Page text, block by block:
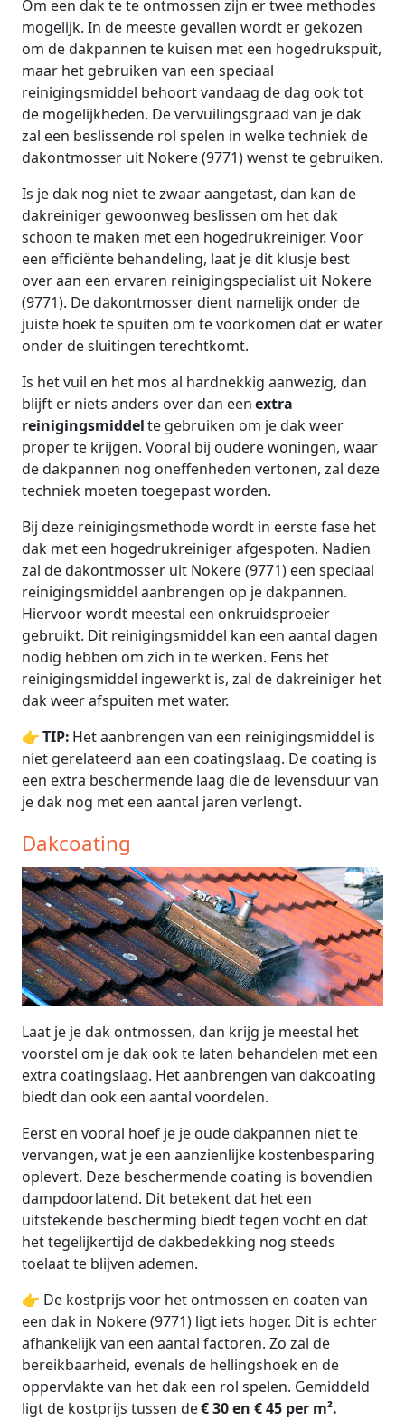
Om een dak te te ontmossen zijn er twee methodes
mogelijk. In de meeste gevallen wordt er gekozen
om de dakpannen te kuisen met een hogedrukspuit,
maar het gebruiken van een speciaal
reinigingsmiddel behoort vandaag de dag ook tot
de mogelijkheden. De vervuilingsgraad van je dak
zal een beslissende rol spelen in welke techniek de
dakontmosser uit Nokere (9771) wenst te gebruiken.
Is je dak nog niet te zwaar aangetast, dan kan de
dakreiniger gewoonweg beslissen om het dak
schoon te maken met een hogedrukreiniger. Voor
een efficiënte behandeling, laat je dit klusje best
over aan een ervaren reinigingspecialist uit Nokere
(9771). De dakontmosser dient namelijk onder de
juiste hoek te spuiten om te voorkomen dat er water
onder de sluitingen terechtkomt.
Is het vuil en het mos al hardnekkig aanwezig, dan
blijft er niets anders over dan eenextra
reinigingsmiddelte gebruiken om je dak weer
proper te krijgen. Vooral bij oudere woningen, waar
de dakpannen nog oneffenheden vertonen, zal deze
techniek moeten toegepast worden.
Bij deze reinigingsmethode wordt in eerste fase het
dak met een hogedrukreiniger afgespoten. Nadien
zal de dakontmosser uit Nokere (9771) een speciaal
reinigingsmiddel aanbrengen op je dakpannen.
Hiervoor wordt meestal een onkruidsproeier
gebruikt. Dit reinigingsmiddel kan een aantal dagen
nodig hebben om zich in te werken. Eens het
reinigingsmiddel ingewerkt is, zal de dakreiniger het
dak weer afspuiten met water.
👉TIP: Het aanbrengen van een reinigingsmiddel is
niet gerelateerd aan een coatingslaag. De coating is
een extra beschermende laag die de levensduur van
je dak nog met een aantal jaren verlengt.
Dakcoating
Laat je je dak ontmossen, dan krijg je meestal het
voorstel om je dak ook te laten behandelen met een
extra coatingslaag. Het aanbrengen van dakcoating
biedt dan ook een aantal voordelen.
Eerst en vooral hoef je je oude dakpannen niet te
vervangen, wat je een aanzienlijke kostenbesparing
oplevert. Deze beschermende coating is bovendien
dampdoorlatend. Dit betekent dat het een
uitstekende bescherming biedt tegen vocht en dat
het tegelijkertijd de dakbedekking nog steeds
toelaat te blijven ademen.
👉 De kostprijs voor het ontmossen en coaten van
een dak in Nokere (9771) ligt iets hoger. Dit is echter
afhankelijk van een aantal factoren. Zo zal de
bereikbaarheid, evenals de hellingshoek en de
oppervlakte van het dak een rol spelen. Gemiddeld
ligt de kostprijs tussen de€ 30 en € 45 per m².